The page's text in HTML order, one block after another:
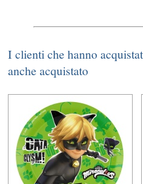
I clienti che hanno
anche acquistato